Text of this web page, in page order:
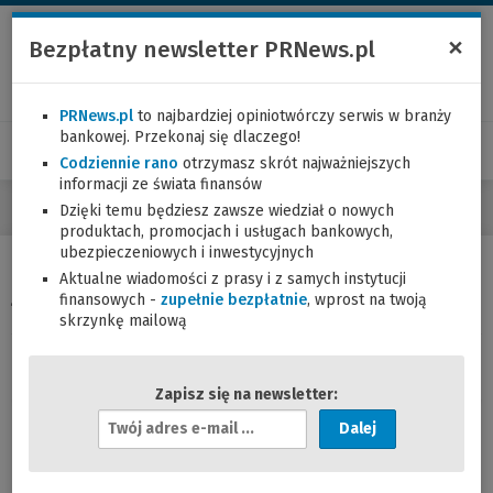
Zmiana w TOiP PKO BP
Istnieje możliwość dokonywania wypłat gotówkowych bez
×
Bezpłatny newsletter PRNews.pl
PRNews.pl to najbardziej opiniotwórczy serwis w branży
bankowej. Przekonaj się dlaczego!
Codziennie rano otrzymasz skrót najważniejszych
informacji ze świata finansów
Dzięki temu będziesz zawsze wiedział o nowych
produktach, promocjach i usługach bankowych,
ubezpieczeniowych i inwestycyjnych
Aktualne wiadomości z prasy i z samych instytucji
finansowych - zupełnie bezpłatnie, wprost na twoją
skrzynkę mailową
Zapisz się na newsletter: